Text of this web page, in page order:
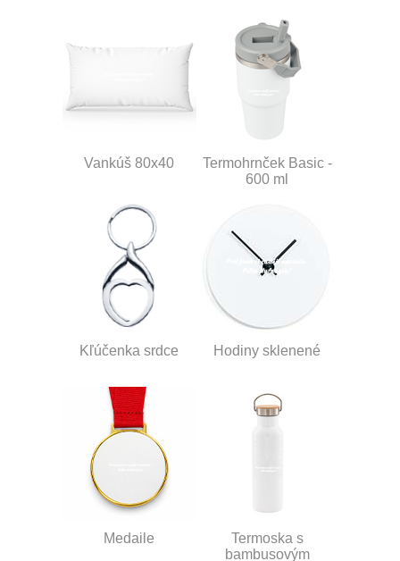
Vankúš 80x40
Termohrnček Basic -
600 ml
Kľúčenka srdce Hodiny sklenené
Medaile
Termoska s
bambusovým